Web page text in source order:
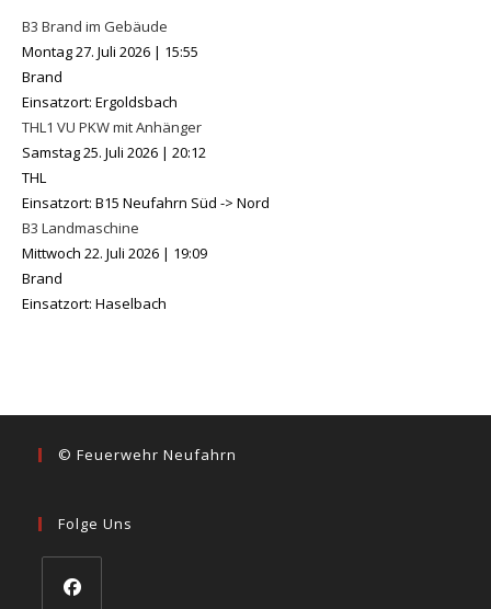
B3 Brand im Gebäude
Montag 27. Juli 2026 | 15:55
Brand
Einsatzort: Ergoldsbach
THL1 VU PKW mit Anhänger
Samstag 25. Juli 2026 | 20:12
THL
Einsatzort: B15 Neufahrn Süd -> Nord
B3 Landmaschine
Mittwoch 22. Juli 2026 | 19:09
Brand
Einsatzort: Haselbach
© Feuerwehr Neufahrn
Folge Uns